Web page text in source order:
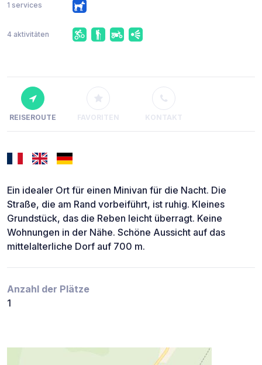
1 services
4 aktivitäten
REISEROUTE FAVORITEN KONTAKT
Ein idealer Ort für einen Minivan für die Nacht. Die
Straße, die am Rand vorbeiführt, ist ruhig. Kleines
Grundstück, das die Reben leicht überragt. Keine
Wohnungen in der Nähe. Schöne Aussicht auf das
mittelalterliche Dorf auf 700 m.
Anzahl der Plätze
1